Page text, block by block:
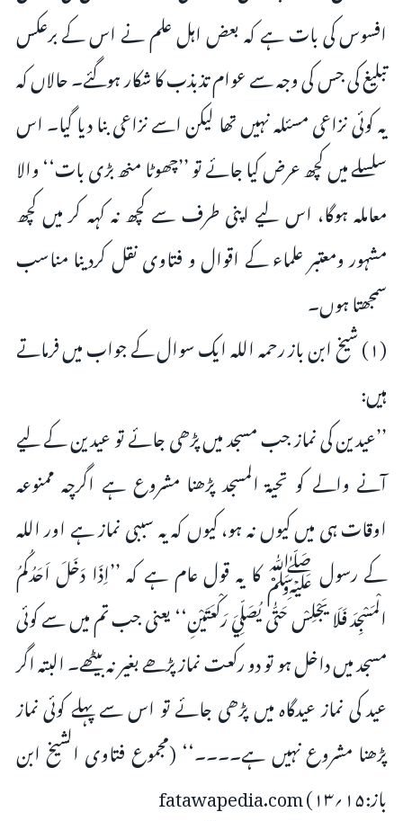
افسوس کی بات ہے کہ بعض اہل علم نے اس کے برعکس
تبلیغ کی جس کی وجہ سے عوام تذبذب کا شکار ہوگئے۔ حالاں کہ
یہ کوئی نزاعی مسئلہ نہیں تھا لیکن اسے نزاعی بنا دیا گیا۔ اس
سلسلے میں کچھ عرض کیا جائے تو ’’چھوٹا منھ بڑی بات‘‘ والا
معاملہ ہوگا، اس لیے اپنی طرف سے کچھ نہ کہہ کر میں کچھ
مشہور ومعتبر علماء کے اقوال و فتاوی نقل کردینا مناسب
سمجھتا ہوں۔
(۱) شیخ ابن باز رحمہ اللہ ایک سوال کے جواب میں فرماتے
ہیں:
’’عیدین کی نماز جب مسجد میں پڑھی جائے تو عیدین کے لیے
آنے والے کو تحیۃ المسجد پڑھنا مشروع ہے اگرچہ ممنوعہ
اوقات ہی میں کیوں نہ ہو، کیوں کہ یہ سببی نماز ہے اور اللہ
کے رسول ﷺ کا یہ قول عام ہے کہ ’’اِذَا دَخَلَ اَحَدُکُمُ
الْمَسْجِدَ فَلَا یَجْلِسْ حَتّٰی یُصَلِّيَ رَکْعَتَیْنِ‘‘ یعنی جب تم میں سے کوئی
مسجد میں داخل ہو تو دو رکعت نماز پڑھے بغیر نہ بیٹھے۔ البتہ اگر
عید کی نماز عیدگاہ میں پڑھی جائے تو اس سے پہلے کوئی نماز
پڑھنا مشروع نہیں ہے۔۔۔۔‘‘ (مجموع فتاوی الشیخ ابن
باز:۱۵؍۱۳) fatawapedia.com